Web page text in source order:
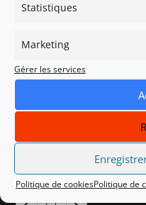
Statistiques
Marketing
Gérer les services
Politique de cookiesPolitique de
21 h 00 min
22 h 00 min